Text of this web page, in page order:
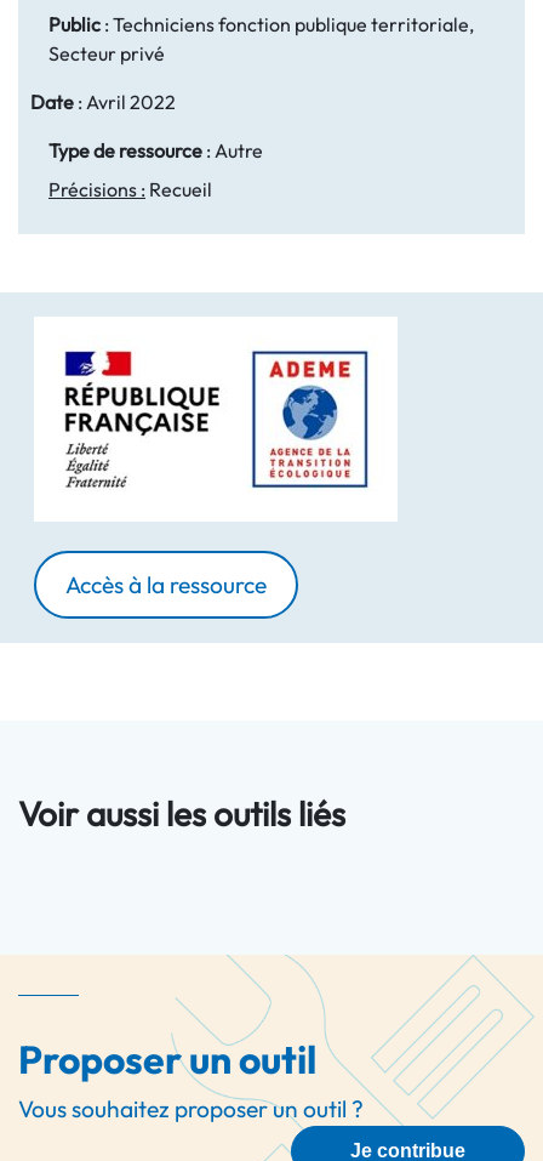
Public : Techniciens fonction publique territoriale,
Secteur privé
Date : Avril 2022
Type de ressource : Autre
Précisions : Recueil
Accès à la ressource
Voir aussi les outils liés
Proposer un outil
Vous souhaitez proposer un outil ?
Je contribue